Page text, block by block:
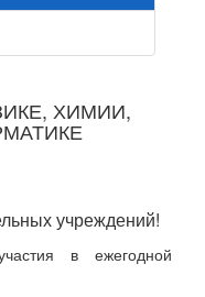
ХИМИИ,
учреждений!
в ежегодной